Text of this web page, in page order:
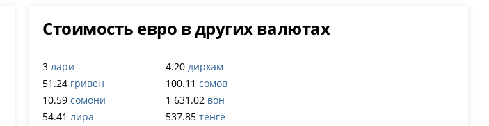
Стоимость евро в других валютах
3 лари
51.24 гривен
10.59 сомони
54.41 лира
4.20 дирхам
100.11 сомов
1 631.02 вон
537.85 тенге